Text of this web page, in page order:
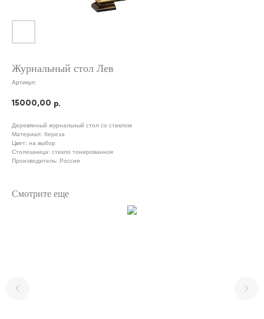
Журнальный стол Лев
Артикул:
15000,00 р.
Деревянный журнальный стол со стеклом
Материал: береза
Цвет: на выбор
Столешница: стекло тонированное
Производитель: Россия
Смотрите еще